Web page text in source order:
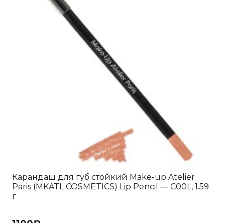
Карандаш для губ стойкий Make-up Atelier
Paris (MKATL COSMETICS) Lip Pencil — C00L, 1.59
г